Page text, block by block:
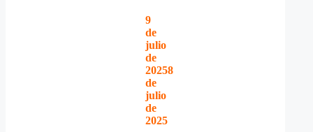
9
de
julio
de
20258
de
julio
de
2025